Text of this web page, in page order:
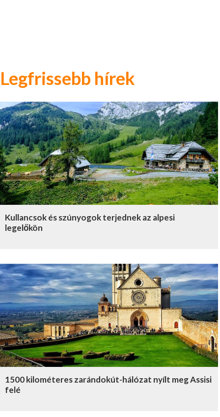
Legfrissebb hírek
Kullancsok és szúnyogok terjednek az alpesi
legelőkön
1500 kilométeres zarándokút-hálózat nyílt meg Assisi
felé